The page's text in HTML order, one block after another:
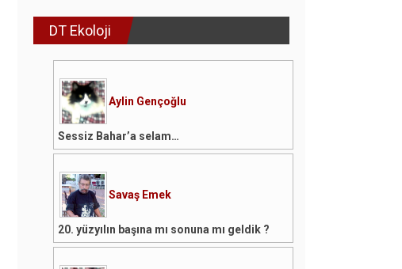
DT Ekoloji
Aylin Gençoğlu
Sessiz Bahar’a selam…
Savaş Emek
20. yüzyılın başına mı sonuna mı geldik ?